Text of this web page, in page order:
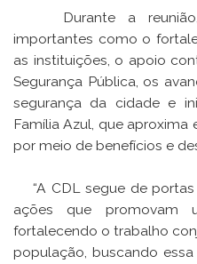
Durante a reunião,
importantes como o
as instituições, o apoio
Segurança Pública, os
segurança da cidade e
Família Azul, que aproxima
por meio de benefícios e
“A CDL segue de
ações que promovam
fortalecendo o trabalho
população, buscando